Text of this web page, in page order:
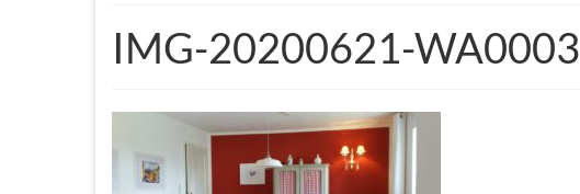
IMG-20200621-WA0003